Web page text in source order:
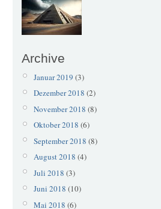
Archive
Januar 2019 (3)
Dezember 2018 (2)
November 2018 (8)
Oktober 2018 (6)
September 2018 (8)
August 2018 (4)
Juli 2018 (3)
Juni 2018 (10)
Mai 2018 (6)